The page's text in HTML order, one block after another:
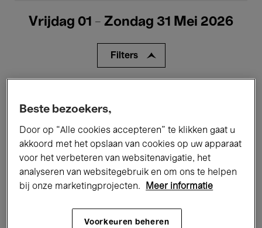
Vrijdag 01 - Zondag 31 Mei 2026
Filters
Performances Lezingen & Debatten
Jazz Klassieke Muziek Global Music
Beste bezoekers,
Door op “Alle cookies accepteren” te klikken gaat u
akkoord met het opslaan van cookies op uw apparaat
voor het verbeteren van websitenavigatie, het
analyseren van websitegebruik en om ons te helpen
bij onze marketingprojecten.
Meer informatie
Voorkeuren beheren